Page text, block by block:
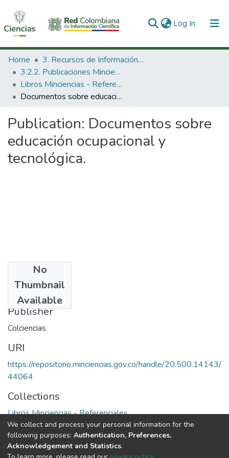
Log In (current)
Communities & Collections
All of DSpace
Statistics
Home
3. Recursos de Información Científica y Tecnológica
3.2.2. Publicaciones Minciencias
Libros Minciencias - Referenciales
Documentos sobre educación ocupacional y tecnológica.
Publication: Documentos sobre
educación ocupacional y
tecnológica.
No
Thumbnail
Available
1971
Publisher
Colciencias
URI
https://repositorio.minciencias.gov.co/handle/20.500.14143/
44064
Collections
Libros Minciencias - Referenciales
Full item page
We collect and process your personal information for the
following purposes: Authentication, Preferences,
Acknowledgement and Statistics.